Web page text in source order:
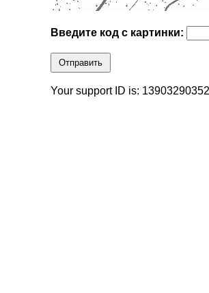
Введите код с картинки:
Отправить
Your support ID is: